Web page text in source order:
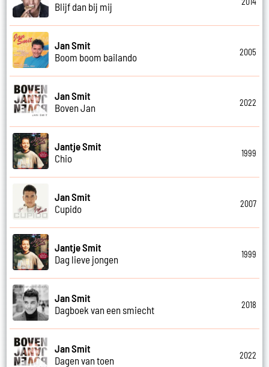
Blijf dan bij mij
Jan Smit
Boom boom bailando
2005
Jan Smit
Boven Jan
2022
Jantje Smit
Chio
1999
Jan Smit
Cupido
2007
Jantje Smit
Dag lieve jongen
1999
Jan Smit
Dagboek van een smiecht
2018
Jan Smit
Dagen van toen
2022